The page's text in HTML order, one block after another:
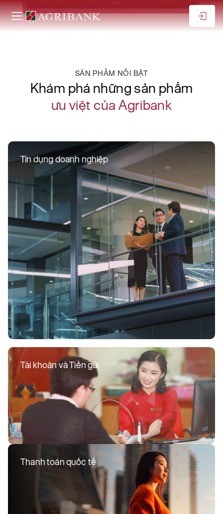
SẢN PHẨM NỔI BẬT
Khám phá những sản phẩm
ưu việt của Agribank
Tín dụng doanh nghiệp
Tài khoản và Tiền gửi
Thanh toán quốc tế